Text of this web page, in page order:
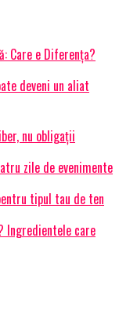
Care e Diferența?
deveni un aliat
nu obligații
zile de evenimente
tipul tau de ten
Ingredientele care